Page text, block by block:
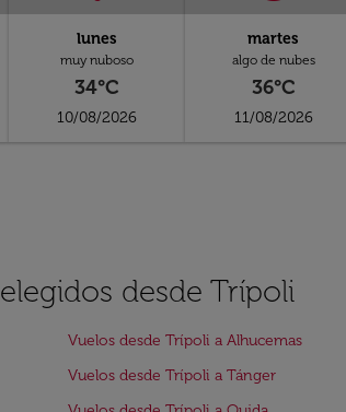
lunes
muy nuboso
34°C
10/08/2026
martes
algo de nubes
36°C
11/08/2026
desde Trípoli
Vuelos desde Trípoli a Alhucemas
Vuelos desde Trípoli a Tánger